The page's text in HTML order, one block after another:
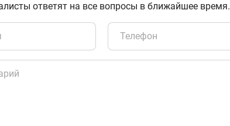
ответят на все вопросы в ближайшее время.